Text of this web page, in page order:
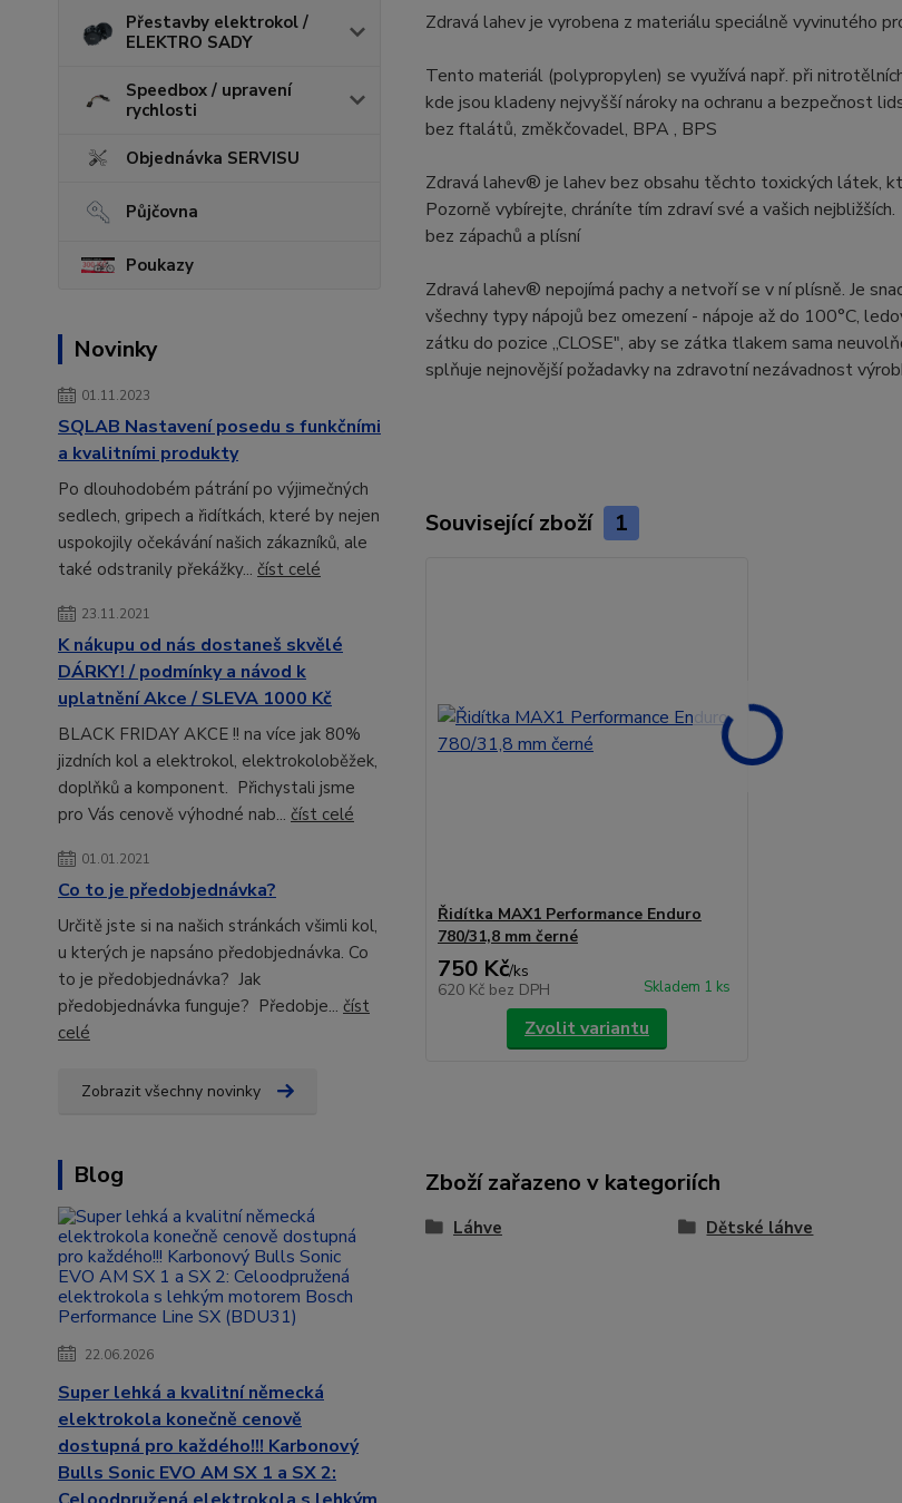
Přestavby elektrokol /
ELEKTRO SADY
Speedbox / upravení
rychlosti
Objednávka SERVISU
Půjčovna
Poukazy
Novinky
01.11.2023
SQLAB Nastavení posedu s funkčními
a kvalitními produkty
Po dlouhodobém pátrání po výjimečných
sedlech, gripech a řidítkách, které by nejen
uspokojily očekávání našich zákazníků, ale
také odstranily překážky... číst celé
23.11.2021
K nákupu od nás dostaneš skvělé
DÁRKY! / podmínky a návod k
uplatnění Akce / SLEVA 1000 Kč
BLACK FRIDAY AKCE !! na více jak 80%
jizdních kol a elektrokol, elektrokoloběžek,
doplňků a komponent. Přichystali jsme
pro Vás cenově výhodné nab... číst celé
01.01.2021
Co to je předobjednávka?
Určitě jste si na našich stránkách všimli kol,
u kterých je napsáno předobjednávka. Co
to je předobjednávka? Jak
předobjednávka funguje? Předobje... číst
celé
Zobrazit všechny novinky
Blog
22.06.2026
Super lehká a kvalitní německá
elektrokola konečně cenově
dostupná pro každého!!! Karbonový
Bulls Sonic EVO AM SX 1 a SX 2:
Zdravá lahev je vyrobena z materiálu speciálně vyvinutého
Tento materiál (polypropylen) se využívá např. při
kde jsou kladeny nejvyšší nároky na ochranu a bezpečnost
bez ftalátů, změkčovadel, BPA , BPS
Zdravá lahev® je lahev bez obsahu těchto toxických látek,
Pozorně vybírejte, chráníte tím zdraví své a vašich nejbližších.
bez zápachů a plísní
Zdravá lahev® nepojímá pachy a netvoří se v ní plísně. Je
všechny typy nápojů bez omezení - nápoje až do 100°C,
zátku do pozice „CLOSE", aby se zátka tlakem sama
splňuje nejnovější požadavky na zdravotní nezávadnost
Související zboží 1
Řidítka MAX1 Performance Enduro
780/31,8 mm černé
750 Kč/ks
620 Kč bez DPH Skladem 1 ks
Zvolit variantu
Zboží zařazeno v kategoriích
Láhve Dětské láhve